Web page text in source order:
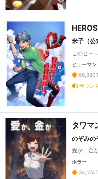
米子（公
このヒー
ヒューマン
66,380
サウン
タワマ
のぞみの
愛か、金
ホラー
34,074